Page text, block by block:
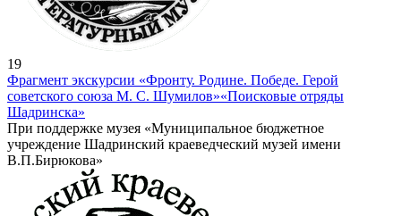
19
Фрагмент экскурсии «Фронту. Родине. Победе. Герой
советского союза М. С. Шумилов»«Поисковые отряды
Шадринска»
При поддержке музея «Муниципальное бюджетное
учреждение Шадринский краеведческий музей имени
В.П.Бирюкова»